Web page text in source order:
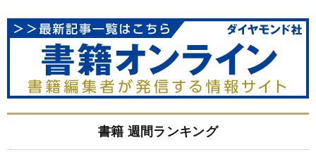
書籍 週間ランキング